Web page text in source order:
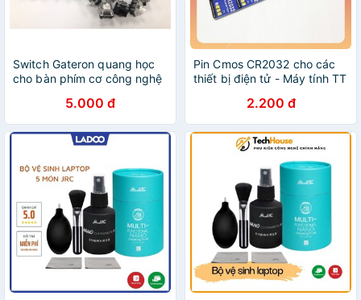
Switch Gateron quang học
cho bàn phím cơ công nghệ
5.000 đ
Pin Cmos CR2032 cho các
thiết bị điện tử - Máy tính TT
2.200 đ